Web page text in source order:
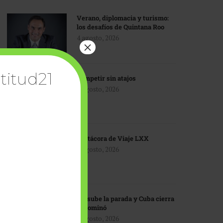
Verano, diplomacia y turismo:
los desafíos de Quintana Roo
4 agosto, 2026
Competir sin atajos
4 agosto, 2026
Bitácora de Viaje LXX
3 agosto, 2026
EU sube la parada y Cuba cierra
el dominó
3 agosto, 2026
×